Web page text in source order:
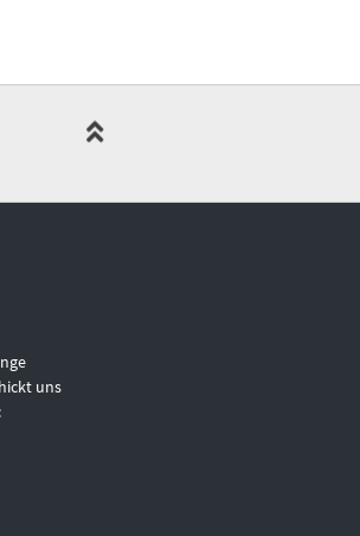
uns